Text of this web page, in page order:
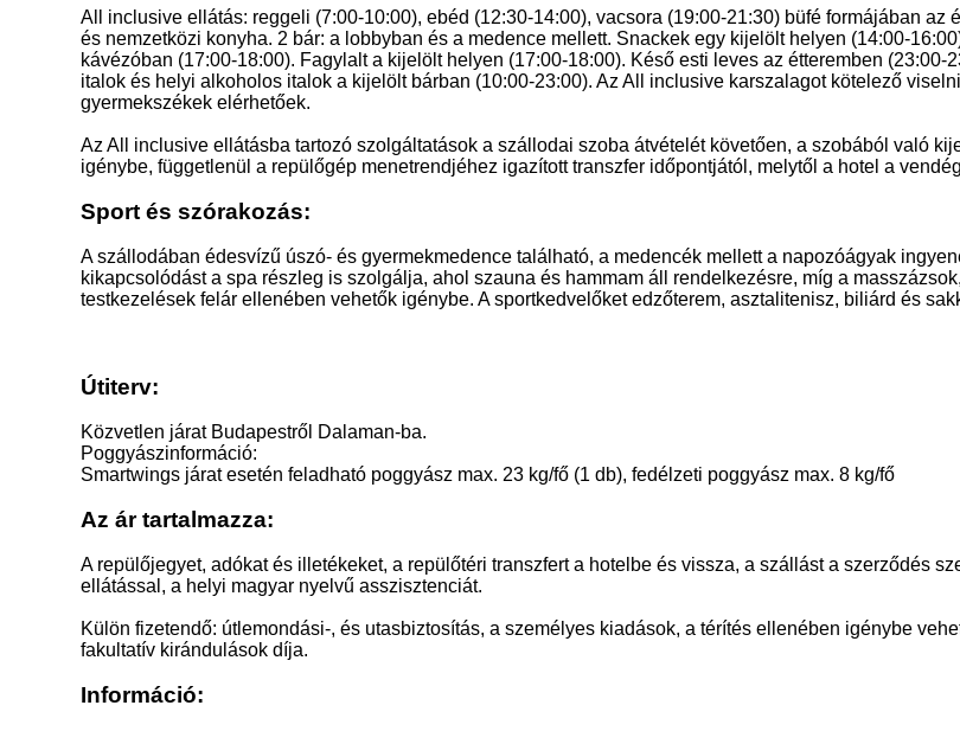
All inclusive ellátás: reggeli (7:00-10:00), ebéd (12:30-14:00), vacsora (19:00-21:30) büfé formájában az
és nemzetközi konyha. 2 bár: a lobbyban és a medence mellett. Snackek egy kijelölt helyen (14:00-
kávézóban (17:00-18:00). Fagylalt a kijelölt helyen (17:00-18:00). Késő esti leves az étteremben (23:00-
italok és helyi alkoholos italok a kijelölt bárban (10:00-23:00). Az All inclusive karszalagot kötelező
gyermekszékek elérhetőek.
Az All inclusive ellátásba tartozó szolgáltatások a szállodai szoba átvételét követően, a szobából való
igénybe, függetlenül a repülőgép menetrendjéhez igazított transzfer időpontjától, melytől a hotel a
Sport és szórakozás:
A szállodában édesvízű úszó- és gyermekmedence található, a medencék mellett a napozóágyak
kikapcsolódást a spa részleg is szolgálja, ahol szauna és hammam áll rendelkezésre, míg a
testkezelések felár ellenében vehetők igénybe. A sportkedvelőket edzőterem, asztalitenisz, biliárd és
Útiterv:
Közvetlen járat Budapestről Dalaman-ba.
Poggyászinformáció:
Smartwings járat esetén feladható poggyász max. 23 kg/fő (1 db), fedélzeti poggyász max. 8 kg/fő
Az ár tartalmazza:
A repülőjegyet, adókat és illetékeket, a repülőtéri transzfert a hotelbe és vissza, a szállást a szerződés
ellátással, a helyi magyar nyelvű asszisztenciát.
Külön fizetendő: útlemondási-, és utasbiztosítás, a személyes kiadások, a térítés ellenében igénybe
fakultatív kirándulások díja.
Információ: